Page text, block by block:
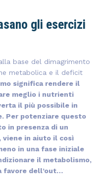
gli esercizi
base del dimagrimento
metabolica e il deficit
significa rendere il
meglio i nutrienti
il più possibile in
Per potenziare questo
in presenza di un
viene in aiuto il così
in una fase iniziale
il metabolismo,
favore dell’out…